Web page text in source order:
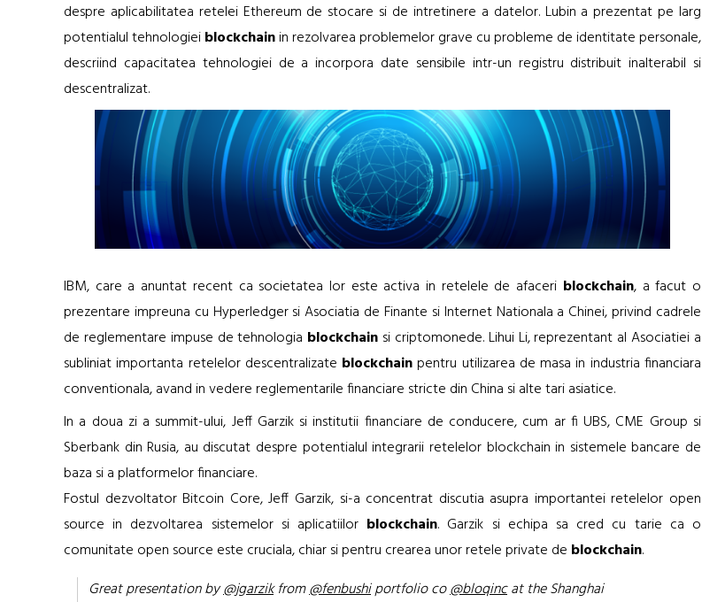
despre aplicabilitatea retelei Ethereum de stocare si de intretinere a datelor. Lubin a prezentat pe larg
potentialul tehnologieiblockchainin rezolvarea problemelor grave cu probleme de identitate personale,
descriind capacitatea tehnologiei de a incorpora date sensibile intr-un registru distribuit inalterabil si
descentralizat.
IBM, care a anuntat recent ca societatea lor este activa in retelele de afaceri blockchain, a facut o
prezentare impreuna cu Hyperledger si Asociatia de Finante si Internet Nationala a Chinei, privind cadrele
de reglementare impuse de tehnologia blockchain si criptomonede. Lihui Li, reprezentant al Asociatiei a
subliniat importanta retelelor descentralizate blockchainpentru utilizarea de masa in industria financiara
conventionala, avand in vedere reglementarile financiare stricte din China si alte tari asiatice.
In a doua zi a summit-ului, Jeff Garzik si institutii financiare de conducere, cum ar fi UBS, CME Group si
Sberbank din Rusia, au discutat despre potentialul integrarii retelelor blockchain in sistemele bancare de
baza si a platformelor financiare.
Fostul dezvoltator Bitcoin Core, Jeff Garzik, si-a concentrat discutia asupra importantei retelelor open
source in dezvoltarea sistemelor si aplicatiilor blockchain. Garzik si echipa sa cred cu tarie ca o
comunitate open source este cruciala, chiar si pentru crearea unor retele private de blockchain.
Great presentation by@jgarzikfrom@fenbushiportfolio co@bloqincat the Shanghai